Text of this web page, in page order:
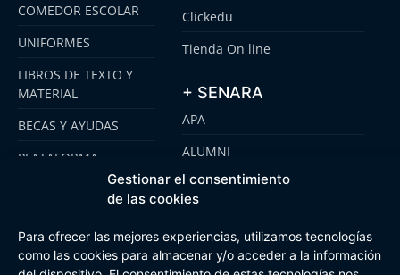
Gestionar el consentimiento
de las cookies
Para ofrecer las mejores experiencias, utilizamos tecnologías
como las cookies para almacenar y/o acceder a la información
COMEDOR ESCOLAR
UNIFORMES
LIBROS DE TEXTO Y
MATERIAL
BECAS Y AYUDAS
PLATAFORMA
EMOOTI COLEGIOS
Clickedu
Tienda On line
+ SENARA
APA
ALUMNI
SENARA SENIOR